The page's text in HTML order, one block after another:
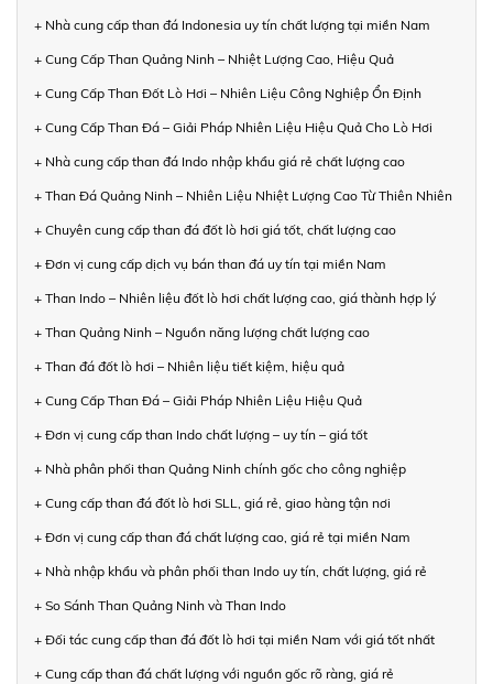
+ Nhà cung cấp than đá Indonesia uy tín chất lượng tại miền Nam
+ Cung Cấp Than Quảng Ninh – Nhiệt Lượng Cao, Hiệu Quả
+ Cung Cấp Than Đốt Lò Hơi – Nhiên Liệu Công Nghiệp Ổn Định
+ Cung Cấp Than Đá – Giải Pháp Nhiên Liệu Hiệu Quả Cho Lò Hơi
+ Nhà cung cấp than đá Indo nhập khẩu giá rẻ chất lượng cao
+ Than Đá Quảng Ninh – Nhiên Liệu Nhiệt Lượng Cao Từ Thiên Nhiên
+ Chuyên cung cấp than đá đốt lò hơi giá tốt, chất lượng cao
+ Đơn vị cung cấp dịch vụ bán than đá uy tín tại miền Nam
+ Than Indo – Nhiên liệu đốt lò hơi chất lượng cao, giá thành hợp lý
+ Than Quảng Ninh – Nguồn năng lượng chất lượng cao
+ Than đá đốt lò hơi – Nhiên liệu tiết kiệm, hiệu quả
+ Cung Cấp Than Đá – Giải Pháp Nhiên Liệu Hiệu Quả
+ Đơn vị cung cấp than Indo chất lượng – uy tín – giá tốt
+ Nhà phân phối than Quảng Ninh chính gốc cho công nghiệp
+ Cung cấp than đá đốt lò hơi SLL, giá rẻ, giao hàng tận nơi
+ Đơn vị cung cấp than đá chất lượng cao, giá rẻ tại miền Nam
+ Nhà nhập khẩu và phân phối than Indo uy tín, chất lượng, giá rẻ
+ So Sánh Than Quảng Ninh và Than Indo
+ Đối tác cung cấp than đá đốt lò hơi tại miền Nam với giá tốt nhất
+ Cung cấp than đá chất lượng với nguồn gốc rõ ràng, giá rẻ